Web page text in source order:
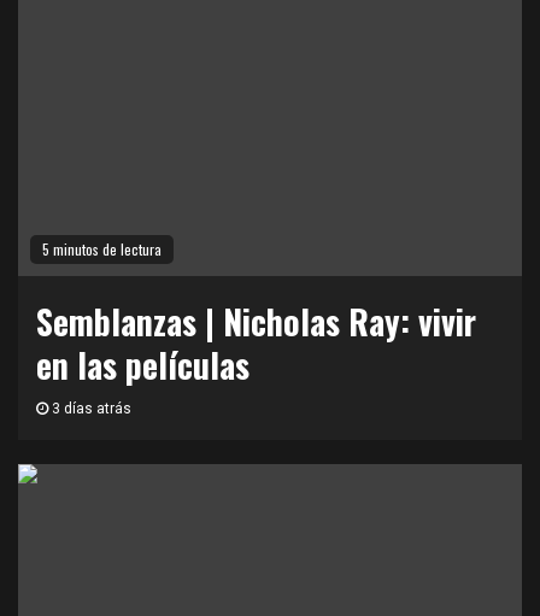
5 minutos de lectura
Semblanzas | Nicholas Ray: vivir
en las películas
3 días atrás